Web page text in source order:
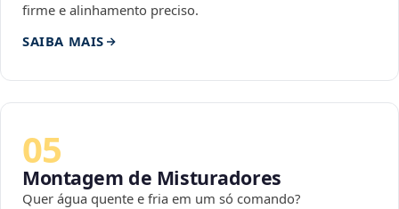
firme e alinhamento preciso.
SAIBA MAIS
05
Montagem de Misturadores
Quer água quente e fria em um só comando?